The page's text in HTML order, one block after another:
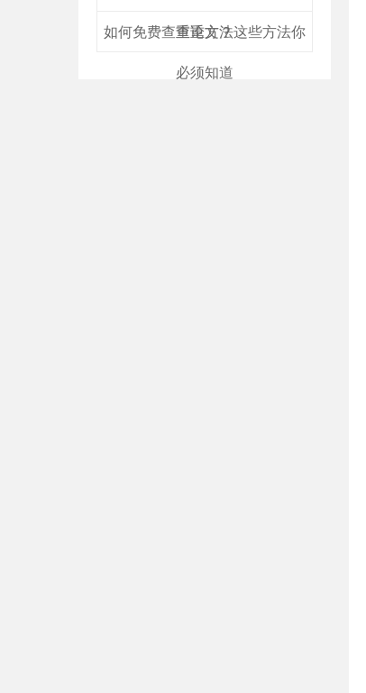
查重方法
如何免费查重论文？这些方法你
必须知道